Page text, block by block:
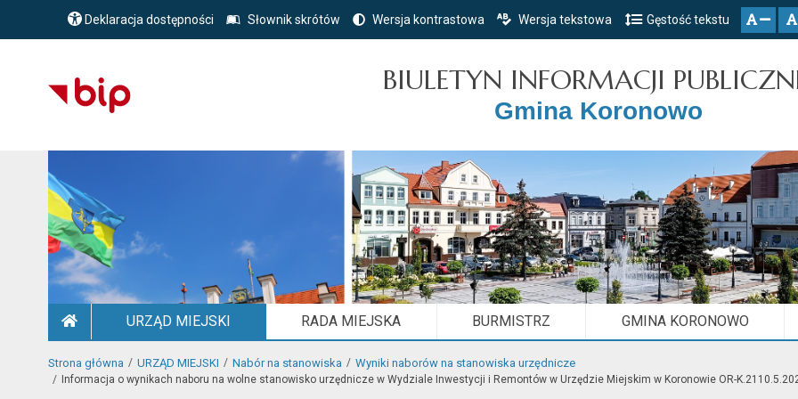
Przejdź do głównego menu
Przejdź do treści
Przejdź do mapy serwisu
Deklaracja dostępności Słownik skrótów Wersja kontrastowa Wersja tekstowa Gęstość tekstu
BIULETYN INFORMACJI
Gmina Koronowo
URZĄD MIEJSKI RADA MIEJSKA BURMISTRZ GMINA KORONOWO
Strona główna URZĄD MIEJSKI Nabór na stanowiska Wyniki naborów na stanowiska urzędnicze
Informacja o wynikach naboru na wolne stanowisko urzędnicze w Wydziale Inwestycji i Remontów w Urzędzie Miejskim w Koronowie OR-